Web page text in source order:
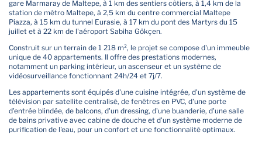
gare Marmaray de Maltepe, à 1 km des sentiers côtiers, à 1,4 km de la
station de métro Maltepe, à 2,5 km du centre commercial Maltepe
Piazza, à 15 km du tunnel Eurasie, à 17 km du pont des Martyrs du 15
juillet et à 22 km de l'aéroport Sabiha Gökçen.
Construit sur un terrain de 1 218 m², le projet se compose d'un immeuble
unique de 40 appartements. Il offre des prestations modernes,
notamment un parking intérieur, un ascenseur et un système de
vidéosurveillance fonctionnant 24h/24 et 7j/7.
Les appartements sont équipés d'une cuisine intégrée, d'un système de
télévision par satellite centralisé, de fenêtres en PVC, d'une porte
d'entrée blindée, de balcons, d'un dressing, d'une buanderie, d'une salle
de bains privative avec cabine de douche et d'un système moderne de
purification de l'eau, pour un confort et une fonctionnalité optimaux.